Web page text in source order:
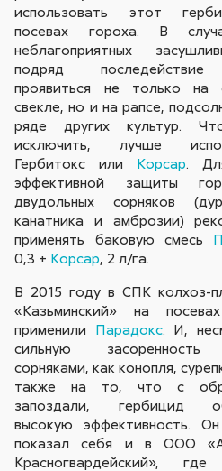
использовать этот
посевах гороха. В
неблагоприятных
подряд
проявиться не только на
свекле, но и на рапсе,
ряде других культур.
исключить, лучше
Гербитокc или Корсар.
эффективной защиты
двудольных сорняков
канатника и амброзии)
применять баковую смесь
0,3 + Корсар, 2 л/га.
В 2015 году в СПК колхоз-
«Казьминский» на
применили Парадокс. И,
сильную засоренность
сорняками, как конопля,
также на то, что с
запоздали, гербицид
высокую эффективность.
показал себя и в ООО
Красногвардейский»,